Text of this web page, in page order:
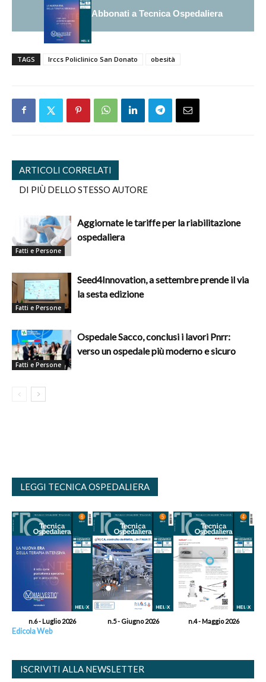
Abbonati a Tecnica Ospedaliera
TAGS Irccs Policlinico San Donato obesità
ARTICOLI CORRELATI
DI PIÙ DELLO STESSO AUTORE
Fatti e Persone
Aggiornate le tariffe per la riabilitazione
ospedaliera
Fatti e Persone
Seed4Innovation, a settembre prende il via
la sesta edizione
Fatti e Persone
Ospedale Sacco, conclusi i lavori Pnrr:
verso un ospedale più moderno e sicuro
LEGGI TECNICA OSPEDALIERA
n.6 - Luglio 2026 n.5 - Giugno 2026 n.4 - Maggio 2026
Edicola Web
ISCRIVITI ALLA NEWSLETTER